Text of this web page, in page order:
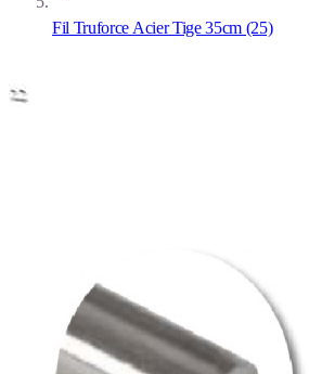
Fil Truforce Acier Tige 35cm (25)